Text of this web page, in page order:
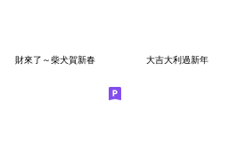
財來了～柴犬賀新春 大吉大利過新年